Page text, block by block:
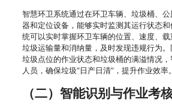
智慧环卫系统通过在环卫车辆、垃圾桶、
器和定位设备，能够实时监测其运行状态
统可以实时掌握环卫车辆的位置、速度、
垃圾运输量和消纳量，及时发现违规行为
垃圾点位的作业状态和垃圾桶的满溢情况
人员，确保垃圾“日产日清”，提升作业效率。
（二）智能识别与作业考